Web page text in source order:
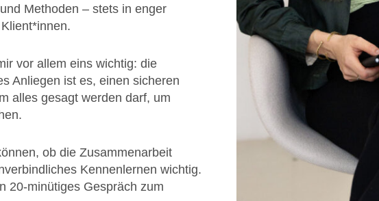
Methoden – stets in enger
vor allem eins wichtig: die
Anliegen ist es, einen sicheren
alles gesagt werden darf, um
ob die Zusammenarbeit
Kennenlernen wichtig.
20-minütiges Gespräch zum